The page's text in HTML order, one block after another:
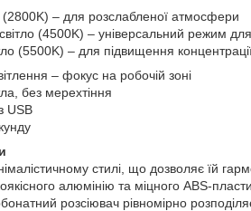
(2800K) – для розслабленої атмосфери
(4500K) – універсальний режим
(5500K) – для підвищення
– фокус на робочій зоні
без мерехтіння
USB
стилі, що дозволяє їй
алюмінію та міцного ABS-
розсіювач рівномірно